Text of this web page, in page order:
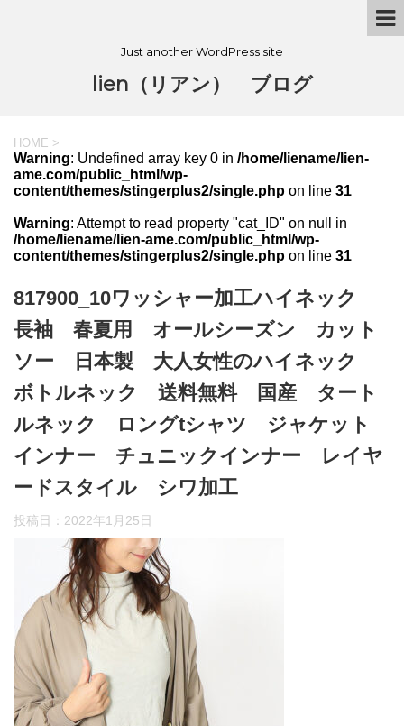
Just another WordPress site
lien（リアン） ブログ
HOME >
Warning: Undefined array key 0 in /home/liename/lien-
ame.com/public_html/wp-
content/themes/stingerplus2/single.php on line 31
Warning: Attempt to read property "cat_ID" on null in
/home/liename/lien-ame.com/public_html/wp-
content/themes/stingerplus2/single.php on line 31
817900_10ワッシャー加工ハイネック
長袖 春夏用 オールシーズン カット
ソー 日本製 大人女性のハイネック
ボトルネック 送料無料 国産 タート
ルネック ロングtシャツ ジャケット
インナー チュニックインナー レイヤ
ードスタイル シワ加工
投稿日： 2022年1月25日